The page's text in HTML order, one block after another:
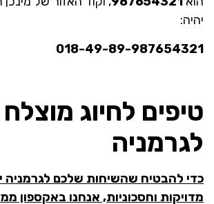
יהיה:
018-49-89-987654321
טיפים לחיוג מוצלח
לגרמניה
כדי להבטיח שהשיחות שלכם לגרמניה
מדויקות וחסכוניות, אנחנו באקספון